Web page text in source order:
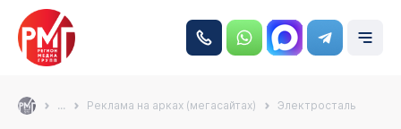
... Реклама на арках (мегасайтах) Электросталь